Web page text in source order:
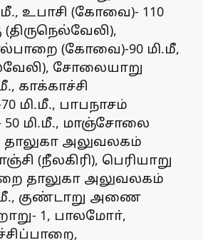
உபாசி (கோவை)- 110
(திருநெல்வேலி),
(கோவை)-90 மி.மீ,
சோலையாறு
காக்காச்சி
மி.மீ., பாபநாசம்
50 மி.மீ., மாஞ்சோலை
தாலுகா அலுவலகம்
(நீலகிரி), பெரியாறு
தாலுகா அலுவலகம்
குண்டாறு அணை
1, பாலமோா்,